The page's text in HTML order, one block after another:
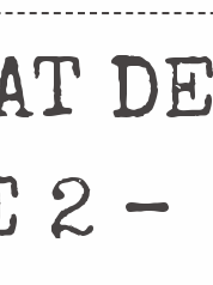
DE
2 –